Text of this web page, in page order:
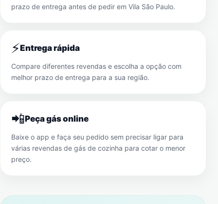
prazo de entrega antes de pedir em Vila São Paulo.
⚡Entrega rápida
Compare diferentes revendas e escolha a opção com
melhor prazo de entrega para a sua região.
📲Peça gás online
Baixe o app e faça seu pedido sem precisar ligar para
várias revendas de gás de cozinha para cotar o menor
preço.